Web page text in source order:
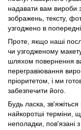
надавати вам вироби
зображень, тексту,
узгоджено в
Проте, якщо наші
чи узгодженому
шляхом повернення
перегравіювання
пріоритетом, і ми
забезпечити його.
Будь ласка,
найкоротші терміни,
неполадки, пов'язані